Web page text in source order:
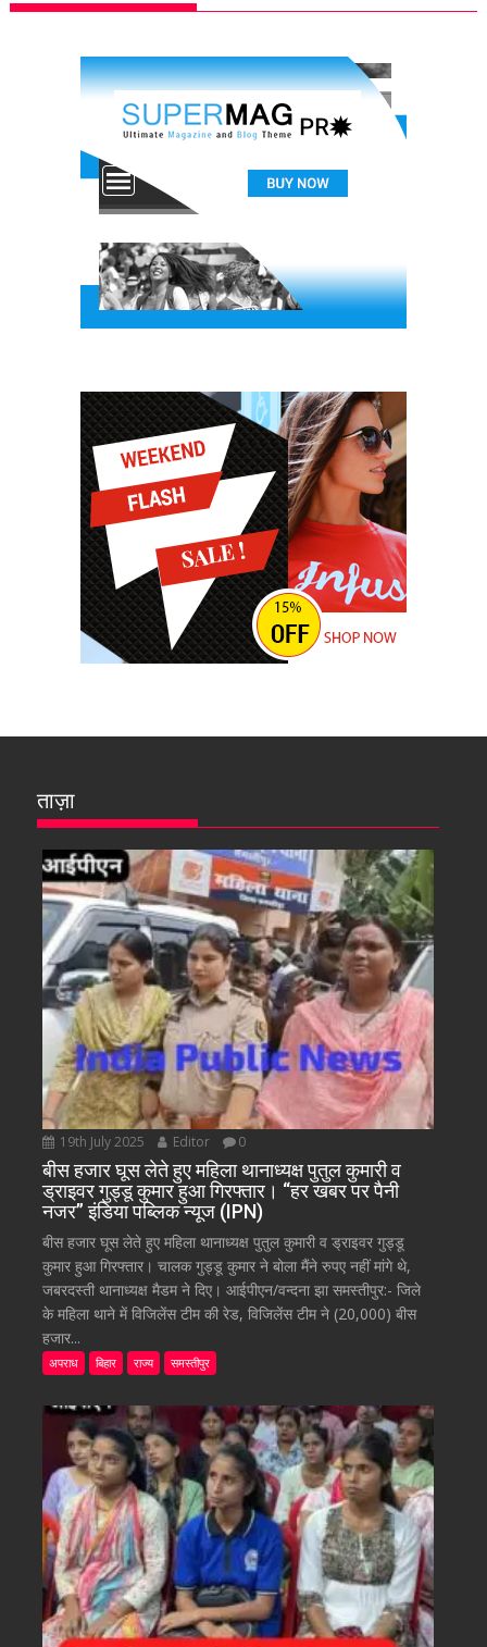
ताज़ा
19th July 2025 Editor 0
बीस हजार घूस लेते हुए महिला थानाध्यक्ष पुतुल कुमारी व
ड्राइवर गुड्डू कुमार हुआ गिरफ्तार। “हर खबर पर पैनी
नजर” इंडिया पब्लिक न्यूज (IPN)
बीस हजार घूस लेते हुए महिला थानाध्यक्ष पुतुल कुमारी व ड्राइवर गुड्डू
कुमार हुआ गिरफ्तार। चालक गुड्डू कुमार ने बोला मैंने रुपए नहीं मांगे थे,
जबरदस्ती थानाध्यक्ष मैडम ने दिए। आईपीएन/वन्दना झा समस्तीपुर:- जिले
के महिला थाने में विजिलेंस टीम की रेड, विजिलेंस टीम ने (20,000) बीस
हजार...
अपराध बिहार राज्य समस्तीपुर